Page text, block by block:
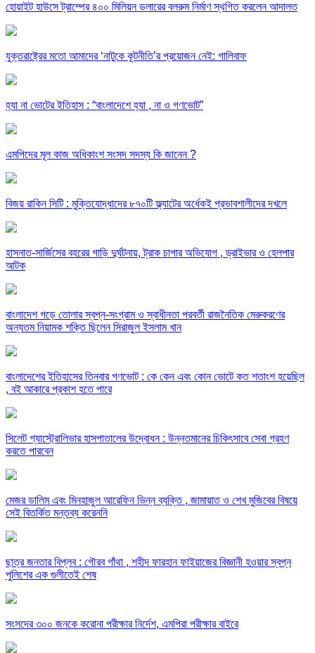
হোয়াইট হাউসে ট্রাম্পের ৪০০ মিলিয়ন ডলারের বলরুম নির্মাণ স্থগিত করলেন আদালত
যুক্তরাষ্ট্রের মতো আমাদের ‘নাটুকে কূটনীতি’র প্রয়োজন নেই: গালিবাফ
হ্যা না ভোটের ইতিহাস : “বাংলাদেশে হ্যা , না ও গণভোট”
এমপিদের মূল কাজ অধিকাংশ সংসদ সদস্য কি জানেন ?
বিজয় রাকিন সিটি : মুক্তিযোদ্ধাদের ৮৭০টি ফ্ল্যাটের অর্ধেকই প্রভাবশালীদের দখলে
হাসনাত-সার্জিসের বহরের গাড়ি দুর্ঘটনায়, ট্রাক চাপার অভিযোগ , ড্রাইভার ও হেলপার
আটক
বাংলাদেশ গড়ে তোলার স্বপ্ন-সংগ্রাম ও স্বাধীনতা পরবর্তী রাজনৈতিক মেরুকরণের
অন্যতম নিয়ামক শক্তি ছিলেন সিরাজুল ইসলাম খান
বাংলাদেশের ইতিহাসের তিনবার গণভোট : কে কেন এবং কোন ভোটে কত শতাংশ হয়েছিল
, বই আকারে প্রকাশ হতে পারে
সিলেট গ্যাস্ট্রোলিভার হাসপাতালের উদ্বোধন : উন্নতমানের চিকিৎসাবে সেবা গ্রহণ
করতে পারবেন
মেজর ডালিম এবং মিনহাজুল আরেফিন ভিন্ন ব্যক্তি , জামায়াত ও শেখ মুজিবের বিষয়ে
সেই বিতর্কিত মন্তব্য করেননি
ছাত্র জনতার বিপ্লব : গৌরব গাঁথা , শহীদ ফারহান ফাইয়াজের বিজ্ঞানী হওয়ার স্বপ্ন
পুলিশের এক গুলীতেই শেষ
সংসদের ৩০০ জনকে করোনা পরীক্ষার নির্দেশ, এমপিরা পরীক্ষার বাইরে